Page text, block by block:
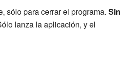
sólo para cerrar el programa. Sin
lanza la aplicación, y el